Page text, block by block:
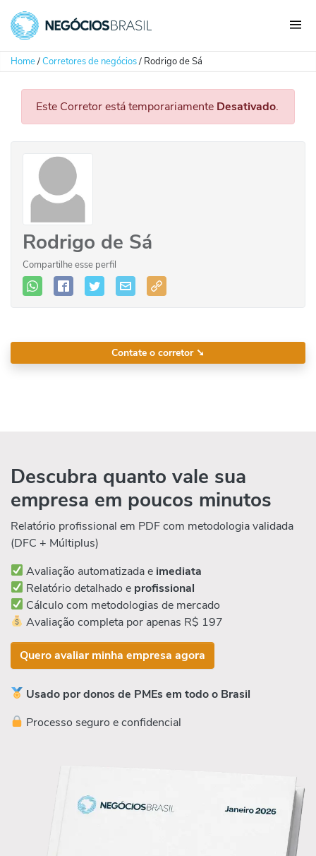
Home/Corretores de negócios/ Rodrigo de Sá
Este Corretor está temporariamente Desativado.
Rodrigo de Sá
Compartilhe esse perfil
Contate o corretor ➘
Descubra quanto vale sua
empresa em poucos minutos
Relatório profissional em PDF com metodologia validada
(DFC + Múltiplus)
Avaliação automatizada e imediata
Relatório detalhado e profissional
Cálculo com metodologias de mercado
Avaliação completa por apenas R$ 197
Quero avaliar minha empresa agora
Usado por donos de PMEs em todo o Brasil
Processo seguro e confidencial